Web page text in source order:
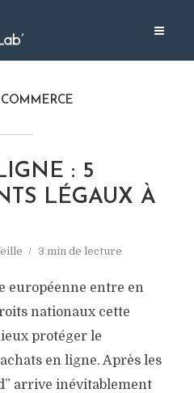
: 5
LÉGAUX À
3 min de lecture
européenne entre en
nationaux cette
protéger le
en ligne. Après les
arrive inévitablement